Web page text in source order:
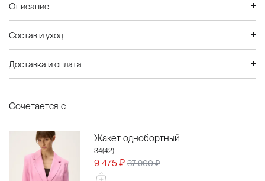
Описание
Состав и уход
Доставка и оплата
Сочетается с
Жакет однобортный
34(42)
9 475 ₽ 37 900 ₽